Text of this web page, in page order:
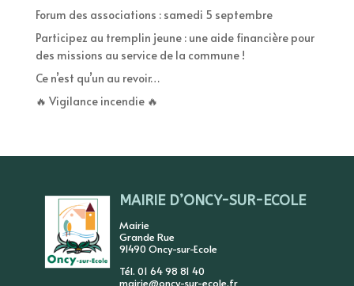
Forum des associations : samedi 5 septembre
Participez au tremplin jeune : une aide financière pour
des missions au service de la commune !
Ce n’est qu’un au revoir…
🔥 Vigilance incendie 🔥
MAIRIE D’ONCY-SUR-ECOLE
Mairie
Grande Rue
91490 Oncy-sur-Ecole
Tél. 01 64 98 81 40
mairie@oncy-sur-ecole.fr